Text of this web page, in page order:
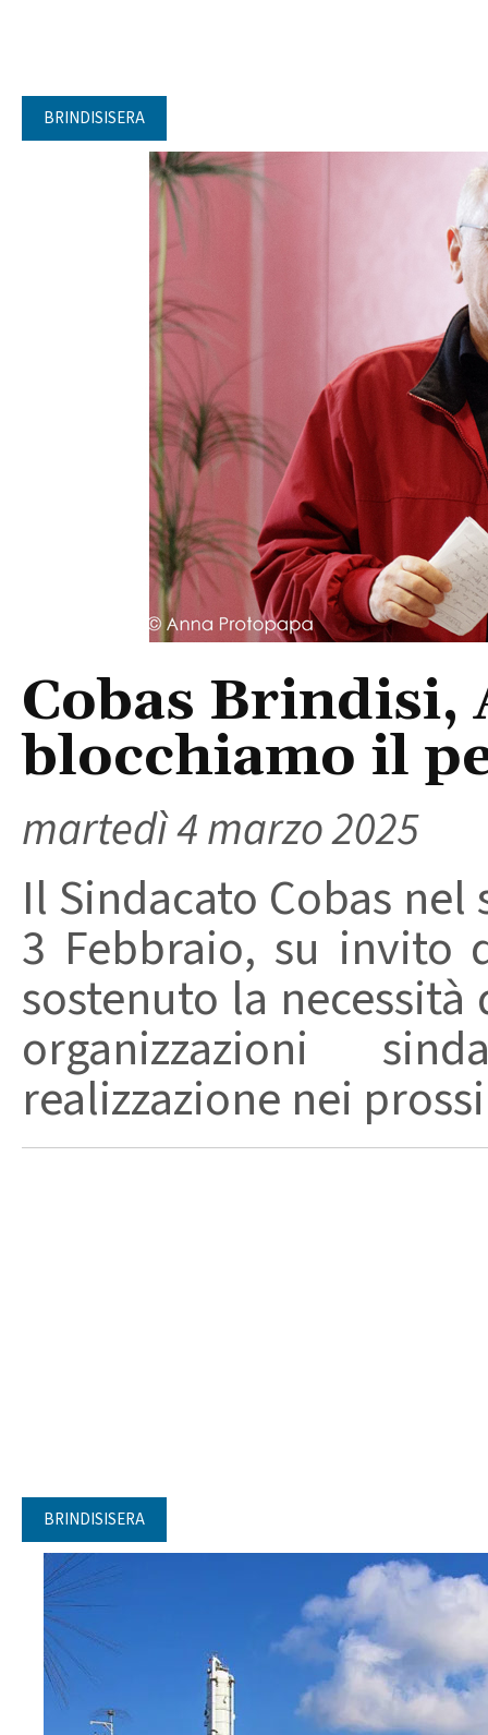
BRINDISISERA
Cobas
blocchiamo il
martedì 4 marzo 2025
Il Sindacato Cobas
3 Febbraio, su invito
sostenuto la
organizzazioni
realizzazione nei
BRINDISISERA